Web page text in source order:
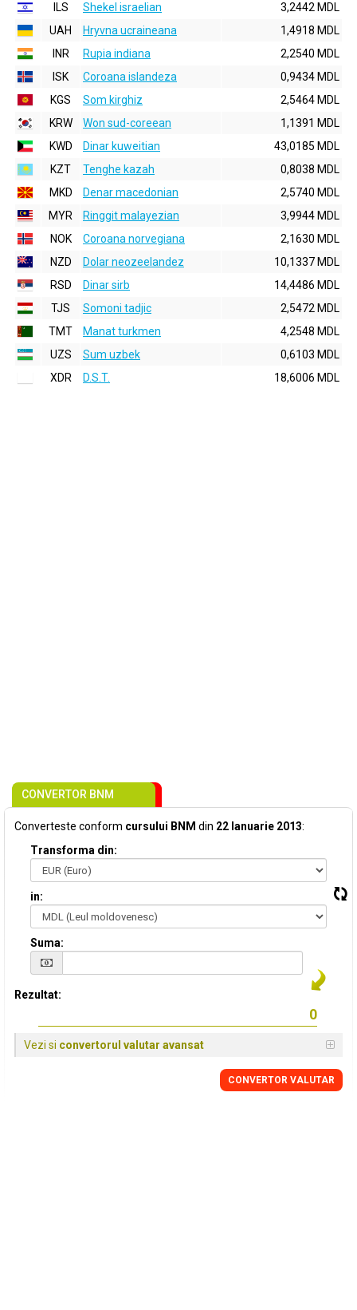
ILS
Shekel israelian
3,2442 MDL
UAH
Hryvna ucraineana
1,4918 MDL
INR
Rupia indiana
2,2540 MDL
ISK
Coroana islandeza
0,9434 MDL
KGS
Som kirghiz
2,5464 MDL
KRW
Won sud-coreean
1,1391 MDL
KWD
Dinar kuweitian
43,0185 MDL
KZT
Tenghe kazah
0,8038 MDL
MKD
Denar macedonian
2,5740 MDL
MYR
Ringgit malayezian
3,9944 MDL
NOK
Coroana norvegiana
2,1630 MDL
NZD
Dolar neozeelandez
10,1337 MDL
RSD
Dinar sirb
14,4486 MDL
TJS
Somoni tadjic
2,5472 MDL
TMT
Manat turkmen
4,2548 MDL
UZS
Sum uzbek
0,6103 MDL
XDR
D.S.T. 18,6006 MDL
CONVERTOR BNM
Converteste conform cursului BNM din 22 Ianuarie 2013:
Transforma din:
in:
Suma:
Rezultat:
Vezi si convertorul valutar avansat
CONVERTOR VALUTAR